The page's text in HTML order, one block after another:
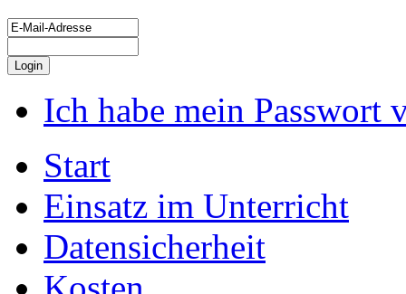
Ich habe mein Passwort
Start
Einsatz im Unterricht
Datensicherheit